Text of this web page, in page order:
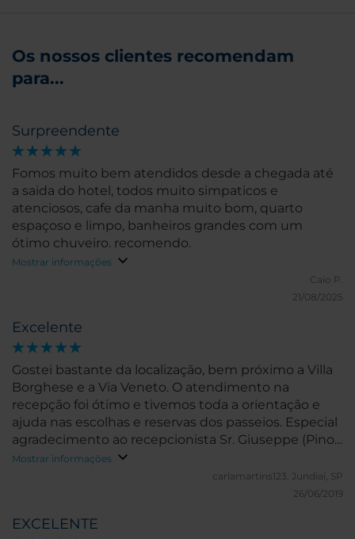
Os nossos clientes recomendam
para...
Surpreendente
Fomos muito bem atendidos desde a chegada até
a saida do hotel, todos muito simpaticos e
atenciosos, cafe da manha muito bom, quarto
espaçoso e limpo, banheiros grandes com um
ótimo chuveiro. recomendo.
Mostrar informações
Caio P.
21/08/2025
Excelente
Gostei bastante da localização, bem próximo a Villa
Borghese e a Via Veneto. O atendimento na
recepção foi ótimo e tivemos toda a orientação e
ajuda nas escolhas e reservas dos passeios. Especial
agradecimento ao recepcionista Sr. Giuseppe (Pino),
que nos atendeu com muita cortesia e deu ótimas
Mostrar informações
carlamartins123.
Jundiaí, SP
26/06/2019
EXCELENTE